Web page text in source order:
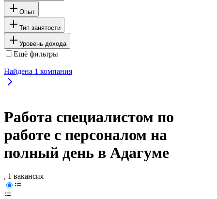
Опыт
Тип занятости
Уровень дохода
Ещё фильтры
Найдена 1 компания
Работа специалистом по
работе с персоналом на
полный день в Адагуме
, 1 вакансия